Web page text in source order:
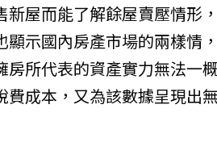
新屋而能了解餘屋賣壓情形
顯示國內房產市場的兩樣情
房所代表的資產實力無法一
費成本，又為該數據呈現出